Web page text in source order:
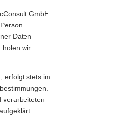
GmbH.
Daten
holen wir
erfolgt stets im
verarbeiteten